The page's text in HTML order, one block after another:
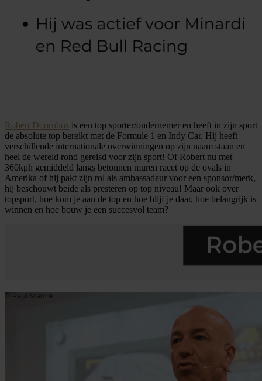
Robert Doornbos is een top sporter/ondernemer en heeft in zijn sport
de absolute top bereikt met de Formule 1 en Indy Car. Hij heeft
verschillende internationale overwinningen op zijn naam staan en
heel de wereld rond gereisd voor zijn sport! Of Robert nu met
360kph gemiddeld langs betonnen muren racet op de ovals in
Amerika of hij pakt zijn rol als ambassadeur voor een sponsor/merk,
hij beschouwt beide als presteren op top niveau! Maar ook over
topsport, hoe kom je aan de top en hoe blijf je daar, hoe belangrijk is
winnen en hoe bouw je een succesvol team?